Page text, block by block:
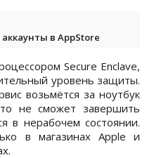
в AppStore
Secure Enclave,
уровень защиты.
возьмётся за ноутбук
не сможет завершить
в нерабочем состоянии.
в магазинах Apple и